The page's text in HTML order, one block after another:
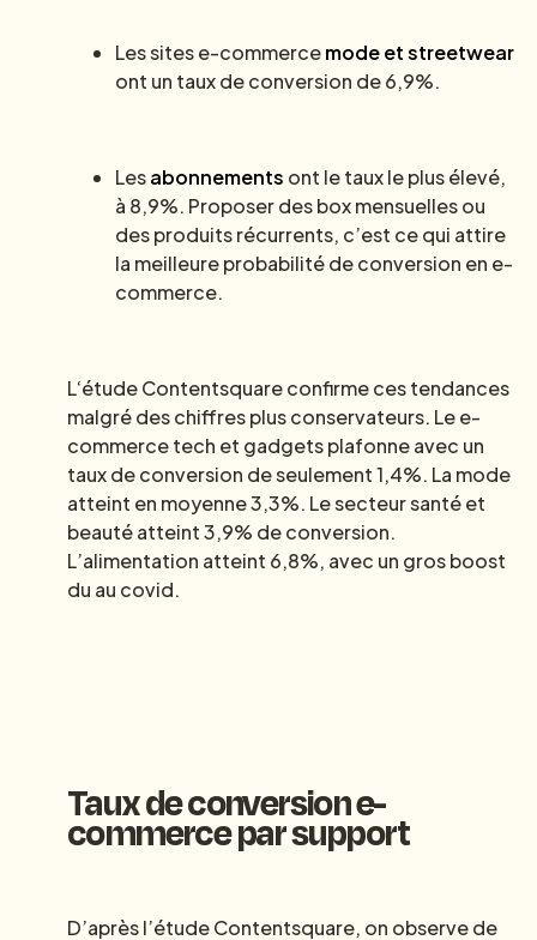
Les sites e-commercemode et streetwear
ont un taux de conversion de 6,9%.
Lesabonnements ont le taux le plus élevé,
à 8,9%. Proposer des box mensuelles ou
des produits récurrents, c’est ce qui attire
la meilleure probabilité de conversion en e-
commerce.
L‘étude Contentsquare confirme ces tendances
malgré des chiffres plus conservateurs. Le e-
commerce tech et gadgets plafonne avec un
taux de conversion de seulement 1,4%. La mode
atteint en moyenne 3,3%. Le secteur santé et
beauté atteint 3,9% de conversion.
L’alimentation atteint 6,8%, avec un gros boost
du au covid.
Taux de conversion e-
commerce par support
D’après l’étude Contentsquare, on observe de